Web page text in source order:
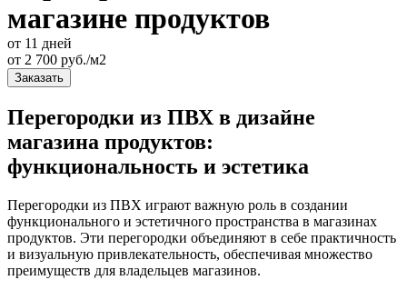
магазине продуктов
от 11 дней
от 2 700 руб./м2
Заказать
Перегородки из ПВХ в дизайне
магазина продуктов:
функциональность и эстетика
Перегородки из ПВХ играют важную роль в создании
функционального и эстетичного пространства в магазинах
продуктов. Эти перегородки объединяют в себе практичность
и визуальную привлекательность, обеспечивая множество
преимуществ для владельцев магазинов.